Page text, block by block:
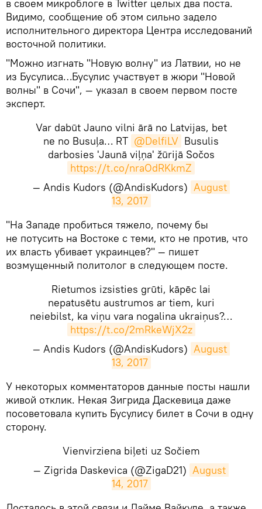
в своем микроблоге в Twitter целых два поста.
Видимо, сообщение об этом сильно задело
исполнительного директора Центра исследований
восточной политики.
"Можно изгнать "Новую волну" из Латвии, но не
из Бусулиса…Бусулис участвует в жюри "Новой
волны" в Сочи", — указал в своем первом посте
эксперт.
Var dabūt Jauno vilni ārā no Latvijas, bet
ne no Busuļa… RT @DelfiLV Busulis
darbosies 'Jaunā viļņa' žūrijā Sočos
https://t.co/nraOdRKkmZ
— Andis Kudors (@AndisKudors) August
13, 2017
​"На Западе пробиться тяжело, почему бы
не потусить на Востоке с теми, кто не против, что
их власть убивает украинцев?" — пишет
возмущенный политолог в следующем посте.
Rietumos izsisties grūti, kāpēc lai
nepatusētu austrumos ar tiem, kuri
neiebilst, ka viņu vara nogalina ukraiņus?…
https://t.co/2mRkeWjX2z
— Andis Kudors (@AndisKudors) August
13, 2017
​У некоторых комментаторов данные посты нашли
живой отклик. Некая Зигрида Даскевица даже
посоветовала купить Бусулису билет в Сочи в одну
сторону.
Vienvirziena biļeti uz Sočiem
— Zigrida Daskevica (@ZigaD21) August
14, 2017